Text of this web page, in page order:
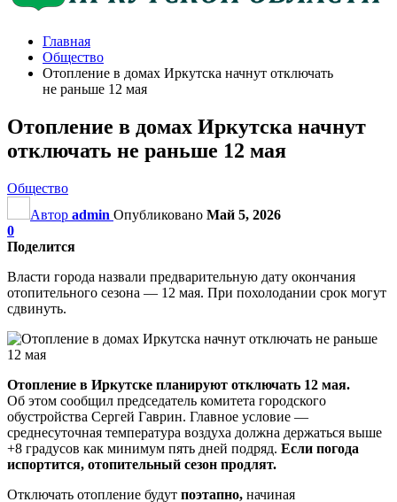
Главная
Общество
Отопление в домах Иркутска начнут отключать
не раньше 12 мая
Отопление в домах Иркутска начнут
отключать не раньше 12 мая
Общество
Автор admin Опубликовано Май 5, 2026
0
Поделится
Власти города назвали предварительную дату окончания
отопительного сезона — 12 мая. При похолодании срок могут
сдвинуть.
Отопление в Иркутске планируют отключать 12 мая.
Об этом сообщил председатель комитета городского
обустройства Сергей Гаврин. Главное условие —
среднесуточная температура воздуха должна держаться выше
+8 градусов как минимум пять дней подряд. Если погода
испортится, отопительный сезон продлят.
Отключать отопление будут поэтапно, начиная